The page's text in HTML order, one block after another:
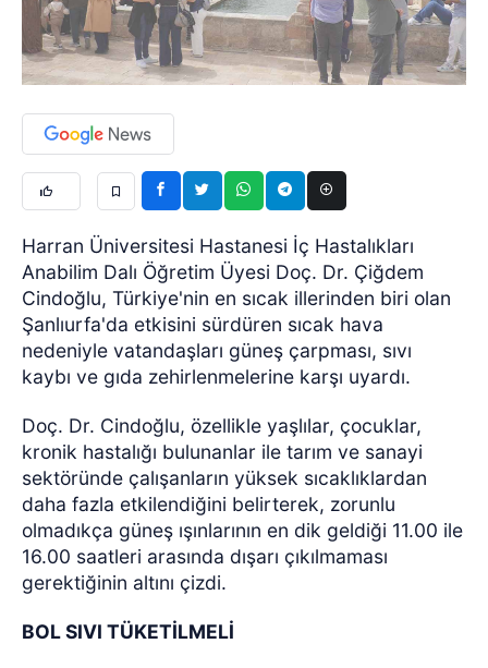
Harran Üniversitesi Hastanesi İç Hastalıkları
Anabilim Dalı Öğretim Üyesi Doç. Dr. Çiğdem
Cindoğlu, Türkiye'nin en sıcak illerinden biri olan
Şanlıurfa'da etkisini sürdüren sıcak hava
nedeniyle vatandaşları güneş çarpması, sıvı
kaybı ve gıda zehirlenmelerine karşı uyardı.
Doç. Dr. Cindoğlu, özellikle yaşlılar, çocuklar,
kronik hastalığı bulunanlar ile tarım ve sanayi
sektöründe çalışanların yüksek sıcaklıklardan
daha fazla etkilendiğini belirterek, zorunlu
olmadıkça güneş ışınlarının en dik geldiği 11.00 ile
16.00 saatleri arasında dışarı çıkılmaması
gerektiğinin altını çizdi.
BOL SIVI TÜKETİLMELİ